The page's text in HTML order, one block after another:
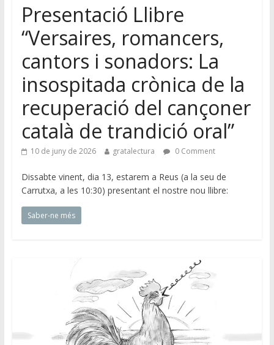
Presentació Llibre
“Versaires, romancers,
cantors i sonadors: La
insospitada crònica de la
recuperació del cançoner
català de trandició oral”
10 de juny de 2026 gratalectura 0 Comment
Dissabte vinent, dia 13, estarem a Reus (a la seu de
Carrutxa, a les 10:30) presentant el nostre nou llibre:
Saber-ne més